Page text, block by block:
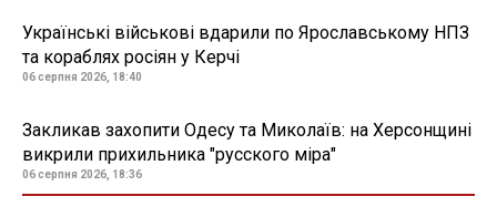
Українські військові вдарили по Ярославському НПЗ
та кораблях росіян у Керчі
06 серпня 2026, 18:40
Закликав захопити Одесу та Миколаїв: на Херсонщині
викрили прихильника "русского міра"
06 серпня 2026, 18:36